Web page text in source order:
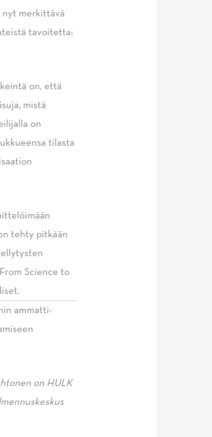
nyt merkittävä
tavoitetta:
on, että
mistä
on
tilasta
tehty pitkään
Science to
ammatti­
on HULK